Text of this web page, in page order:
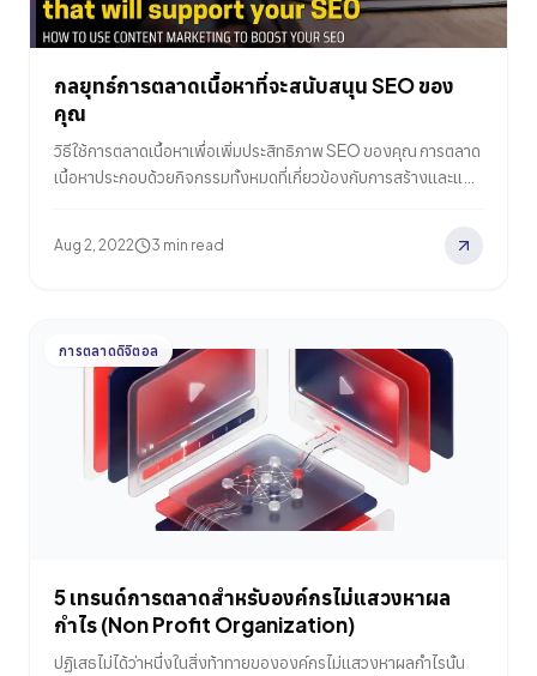
กลยุทธ์การตลาดเนื้อหาที่จะสนับสนุน SEO ของ
คุณ
วิธีใช้การตลาดเนื้อหาเพื่อเพิ่มประสิทธิภาพ SEO ของคุณ การตลาด
เนื้อหาประกอบด้วยกิจกรรมทั้งหมดที่เกี่ยวข้องกับการสร้างและแบ่ง
การสื่อสารที่มีคุณค่าและน่าสนใจเป็นวิธีที่มีประสิทธิภาพในการดึงดูด
เพื่อให้พบได้บนหน้าแรกของผลการค้นหา อย่างไรก็ตาม สิ่งที่สำคัญ
กว่าสิ่งนี้คือการถูกพบสำหรับคำหลักที่เกี่ยวข้องกับธุรกิจของคุณ
การจัดอันดับสำหรับการค้นหาที่เกี่ยวข้องซึ่งผู้ชมเป้าหมายของคุณ
กำลังดำเนินการไม่ได้มาจาก keyword stuffing หรือการเน้นที่
ความหนาแน่นของคำหลัก กุญแจสู่ความสำเร็จคือการสร้างเนื้อหาที่
มีคุณภาพซึ่งผู้ชมเป้าหมายของคุณจะมีความสนใจอย่างมาก และ
จากนั้นเครื่องมือค้นหาจะรับรู้เนื้อหาว่าเป็นเนื้อหาที่มีอำนาจ บทความ
Aug 2, 2022 3 min read
การตลาดดิจิตอล
5 เทรนด์การตลาดสำหรับองค์กรไม่แสวงหาผล
กำไร (Non Profit Organization)
ปฏิเสธไม่ได้ว่าหนึ่งในสิ่งท้าทายขององค์กรไม่แสวงหาผลกำไรนั้น